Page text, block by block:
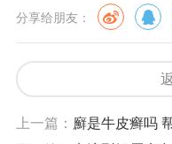
分享给朋友：
上一篇： 廯是牛皮癣吗